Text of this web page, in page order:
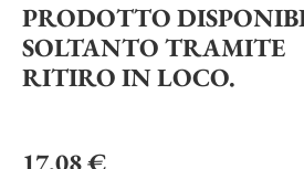
PRODOTTO
SOLTANTO TRAMITE
RITIRO IN LOCO.
17,08€